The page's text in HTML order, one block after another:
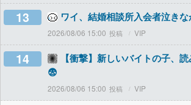
13 ワイ、結婚相談所入会者泣き
2026/08/06 15:00 VIP
14
【衝撃】新しいバイトの子、
😨
2026/08/06 15:00 VIP